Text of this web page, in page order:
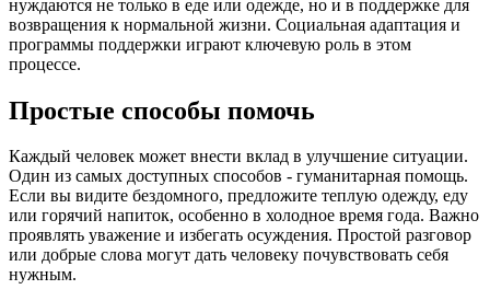
нуждаются не только в еде или одежде, но и в поддержке для
возвращения к нормальной жизни. Социальная адаптация и
программы поддержки играют ключевую роль в этом
процессе.
Простые способы помочь
Каждый человек может внести вклад в улучшение ситуации.
Один из самых доступных способов - гуманитарная помощь.
Если вы видите бездомного, предложите теплую одежду, еду
или горячий напиток, особенно в холодное время года. Важно
проявлять уважение и избегать осуждения. Простой разговор
или добрые слова могут дать человеку почувствовать себя
нужным.